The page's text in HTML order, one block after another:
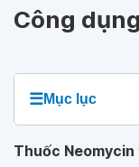
Công
☰Mục lục
Thuốc